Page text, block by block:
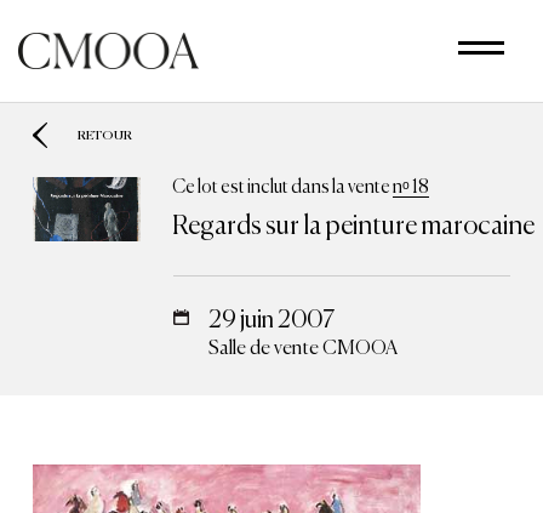
contenu
principal
RETOUR
Ce lot est inclut dans la ventenᵒ 18
Regards sur la peinture marocaine
29 juin 2007
Salle de vente CMOOA